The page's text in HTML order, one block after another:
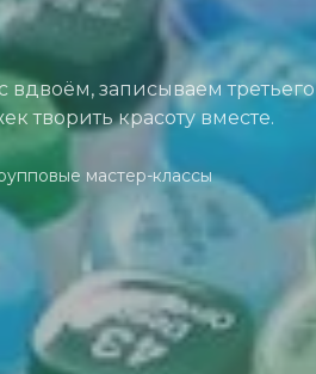
записываем третьего
творить красоту вместе.
мастер-классы